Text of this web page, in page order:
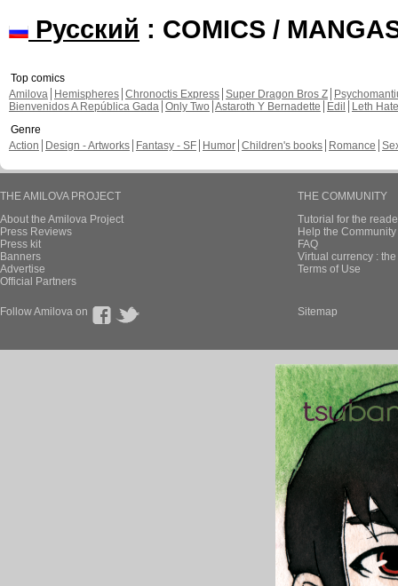
Русский : COMICS /
Top comics
Amilova
Hemispheres Chronoctis Express Super Dragon Bros Z
Bienvenidos A República Gada Only Two Astaroth Y Bernadette Edil
Leth Hate
Genre
Action
Design - Artworks Fantasy - SF Humor Children's books Romance
THE AMILOVA PROJECT
About the Amilova Project
Press Reviews
Press kit
Banners
Advertise
Official Partners
THE COMMUNITY
Tutorial for the
Help the
FAQ
Virtual currency :
Terms of Use
Follow Amilova on Sitemap